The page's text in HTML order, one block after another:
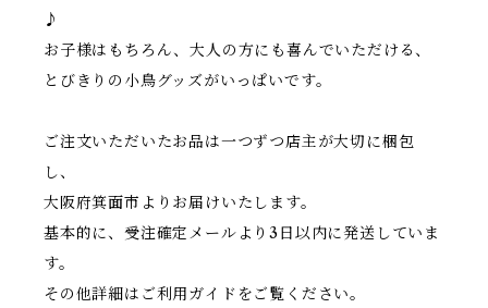
♪
お子様はもちろん、大人の方にも喜んでいただける、
とびきりの小鳥グッズがいっぱいです。
ご注文いただいたお品は一つずつ店主が大切に梱包
し、
大阪府箕面市よりお届けいたします。
基本的に、受注確定メールより3日以内に発送していま
す。
その他詳細はご利用ガイドをご覧ください。